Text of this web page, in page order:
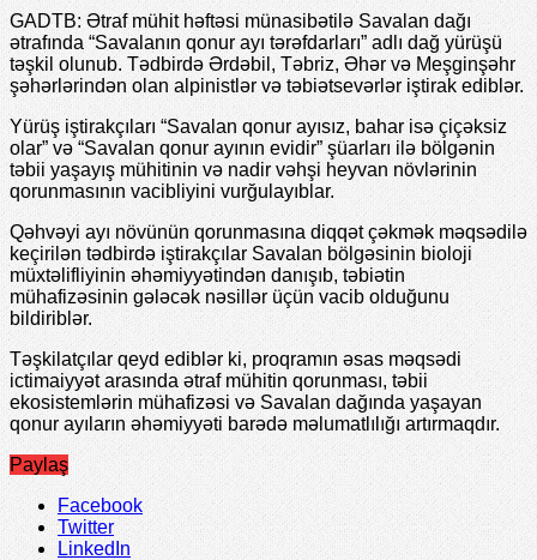
GADTB: Ətraf mühit həftəsi münasibətilə Savalan dağı
ətrafında “Savalanın qonur ayı tərəfdarları” adlı dağ yürüşü
təşkil olunub. Tədbirdə Ərdəbil, Təbriz, Əhər və Meşginşəhr
şəhərlərindən olan alpinistlər və təbiətsevərlər iştirak ediblər.
Yürüş iştirakçıları “Savalan qonur ayısız, bahar isə çiçəksiz
olar” və “Savalan qonur ayının evidir” şüarları ilə bölgənin
təbii yaşayış mühitinin və nadir vəhşi heyvan növlərinin
qorunmasının vacibliyini vurğulayıblar.
Qəhvəyi ayı növünün qorunmasına diqqət çəkmək məqsədilə
keçirilən tədbirdə iştirakçılar Savalan bölgəsinin bioloji
müxtəlifliyinin əhəmiyyətindən danışıb, təbiətin
mühafizəsinin gələcək nəsillər üçün vacib olduğunu
bildiriblər.
Təşkilatçılar qeyd ediblər ki, proqramın əsas məqsədi
ictimaiyyət arasında ətraf mühitin qorunması, təbii
ekosistemlərin mühafizəsi və Savalan dağında yaşayan
qonur ayıların əhəmiyyəti barədə məlumatlılığı artırmaqdır.
Paylaş
Facebook
Twitter
LinkedIn